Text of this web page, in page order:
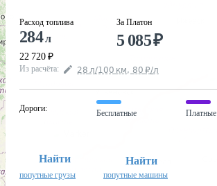
Расход топлива
284л
22 720 ₽
За Платон
5 085₽
Из расчёта: 28 л/100 км, 80 ₽/л
Дороги:
Бесплатные Платные
Найти
попутные грузы
Найти
попутные машины